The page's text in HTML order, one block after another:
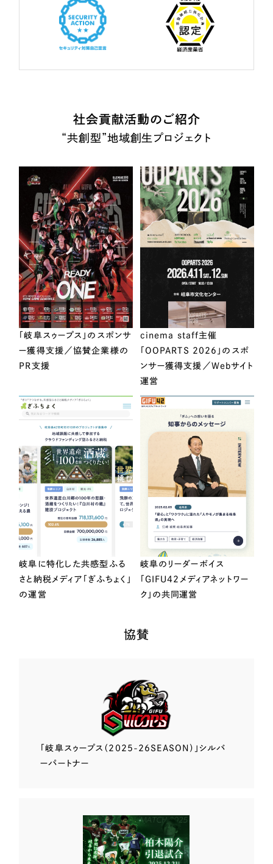
社会貢献活動のご紹介
“共創型”地域創生プロジェクト
「岐阜スゥープス」のスポンサ
ー獲得支援／協賛企業様の
PR支援
cinema staff主催
「OOPARTS 2026」のスポ
ンサー獲得支援／Webサイト
運営
岐阜に特化した共感型ふる
さと納税メディア「ぎふちょく」
の運営
岐阜のリーダーボイス
「GIFU42メディアネットワー
ク」の共同運営
協賛
「岐阜スゥープス （2025-26SEASON）」 シルバ
ーパートナー